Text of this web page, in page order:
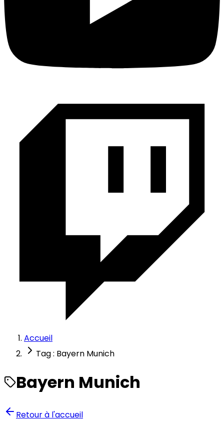
Accueil
Tag : Bayern Munich
Bayern Munich
Retour à l'accueil